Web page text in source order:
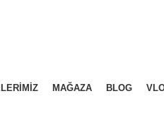
MAĞAZA BLOG